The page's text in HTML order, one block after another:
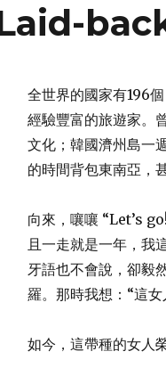
全世界的國家有196
經驗豐富的旅遊家。
文化；韓國濟州島一
的時間背包東南亞，
向來，嚷嚷 “Let’s
且一走就是一年，我
牙語也不會說，卻毅
羅。那時我想：“這
如今，這帶種的女人